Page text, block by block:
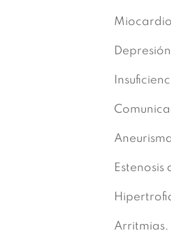
Estenosis
Arritmias.